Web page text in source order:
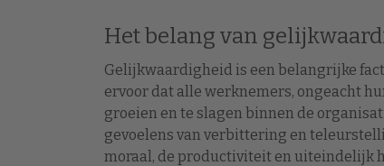
Het belang van
Gelijkwaardigheid is een belangrijke
ervoor dat alle werknemers, ongeacht
groeien en te slagen binnen de
gevoelens van verbittering en
moraal, de productiviteit en uiteindelijk